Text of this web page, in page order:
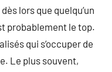
lors que quelqu’un
probablement le top.
qui s’occuper de
Le plus souvent,